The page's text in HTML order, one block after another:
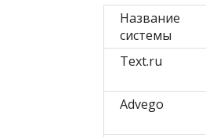
Название
системы
Text.ru
Advego